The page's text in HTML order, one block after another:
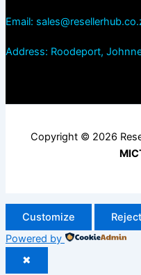
Email:
Address: Roodeport,
Copyright © 2026
Customize
Powered by
✖